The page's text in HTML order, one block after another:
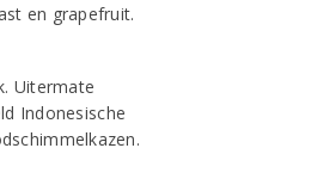
en grapefruit.
Uitermate
Indonesische